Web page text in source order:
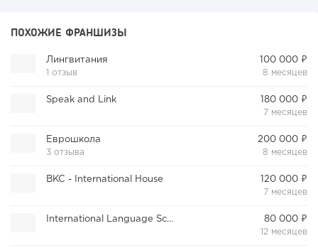
ПОХОЖИЕ ФРАНШИЗЫ
Лингвитания
1 отзыв
100 000 ₽
8 месяцев
Speak and Link
180 000 ₽
7 месяцев
Еврошкола
3 отзыва
200 000 ₽
8 месяцев
BKC - International House
120 000 ₽
7 месяцев
International Language School
80 000 ₽
12 месяцев